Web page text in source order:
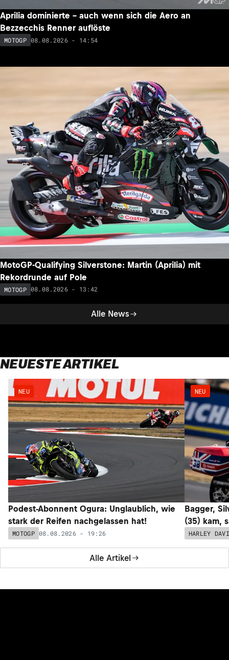
Alle News
Aprilia dominierte – auch wenn sich die Aero an
Bezzecchis Renner auflöste
MOTOGP 08.08.2026 - 14:54
MotoGP-Qualifying Silverstone: Martin (Aprilia) mit
Rekordrunde auf Pole
MOTOGP 08.08.2026 - 13:42
NEUESTE ARTIKEL
Alle Artikel
NEU
Podest-Abonnent Ogura: Unglaublich, wie
stark der Reifen nachgelassen hat!
MOTOGP 08.08.2026 - 19:26
NEU
Bagger,
(35) kam,
HARLEY